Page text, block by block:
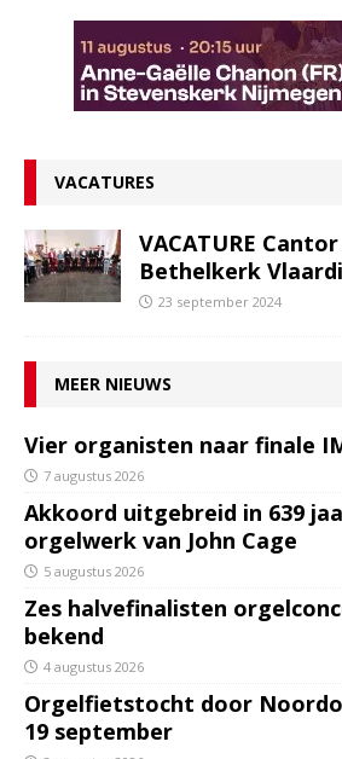
VACATURES
VACATURE
Bethelkerk
23 september 2024
MEER NIEUWS
Vier organisten naar finale
7 augustus 2026
Akkoord uitgebreid in 639
orgelwerk van John Cage
5 augustus 2026
Zes halvefinalisten
bekend
4 augustus 2026
Orgelfietstocht door
19 september